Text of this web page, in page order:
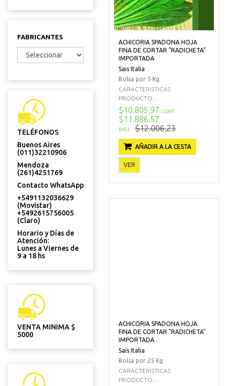
FABRICANTES
TELÉFONOS
Buenos Aires
(011)32210906
Mendoza
(261)4251769
Contacto WhatsApp
+5491132036629
(Movistar)
+5492615756005
(Claro)
Horario y Días de
Atención:
Lunes a Viernes de
9 a 18 hs
VENTA MINIMA $
5000
ACHICORIA SPADONA HOJA
FINA DE CORTAR "RADICHETA"
IMPORTADA
Sais Italia
Bolsa por 5 Kg
CARACTERISTICAS
PRODUCTO:...
$10.805,97 CONT
$11.886,57
TARJ $12.006,23
AÑADIR A LA CESTA
VER
ACHICORIA SPADONA HOJA
FINA DE CORTAR "RADICHETA"
IMPORTADA
Sais Italia
Bolsa por 25 Kg
CARACTERISTICAS
PRODUCTO:...